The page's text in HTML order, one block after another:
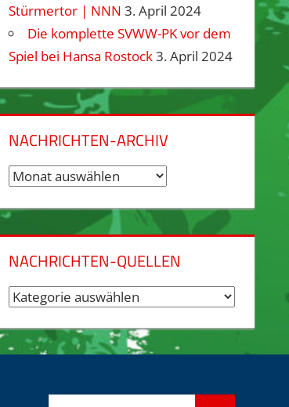
Stürmertor | NNN 3. April 2024
Die komplette SVWW-PK vor dem
Spiel bei Hansa Rostock3. April 2024
NACHRICHTEN-ARCHIV
Nachrichten-
NACHRICHTEN-QUELLEN
Nachrichten-